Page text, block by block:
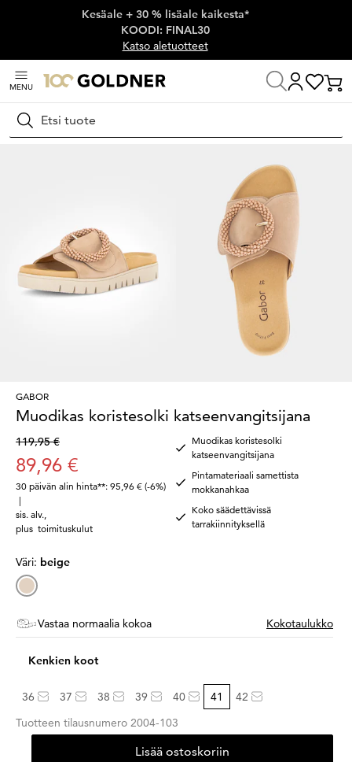
Ohita siirtymä, siirry pääsisältöön
Kesäale + 30 % lisäale kaikesta*
KOODI: FINAL30
Katso aletuotteet
MENU
Hae
Koti Kengät ja asusteet
GABOR
Muodikas koristesolki katseenvangitsijana
119,95 €
89,96 €
30 päivän alin hinta**: 95,96 € (-6%)
|
sis. alv.
plus toimituskulut
Muodikas koristesolki
katseenvangitsijana
Pintamateriaali samettista
mokkanahkaa
Koko säädettävissä
tarrakiinnityksellä
Väri: beige
Vastaa normaalia kokoa Kokotaulukko
Kenkien koot
36 37 38 39 40 41
42
Tuotteen tilausnumero 2004-103
Lisää ostoskoriin